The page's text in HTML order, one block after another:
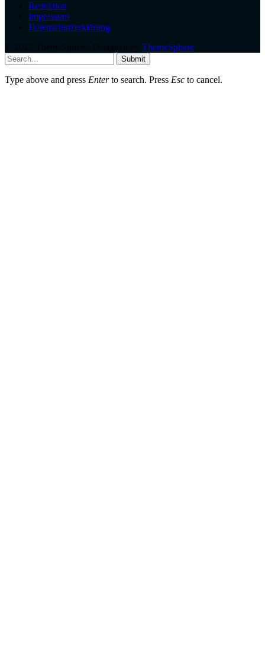
Redaktion
Impressum
Datenschutzerklärung
ThemeSphere
Submit
Type above and press Enterto search. Press Esc to cancel.